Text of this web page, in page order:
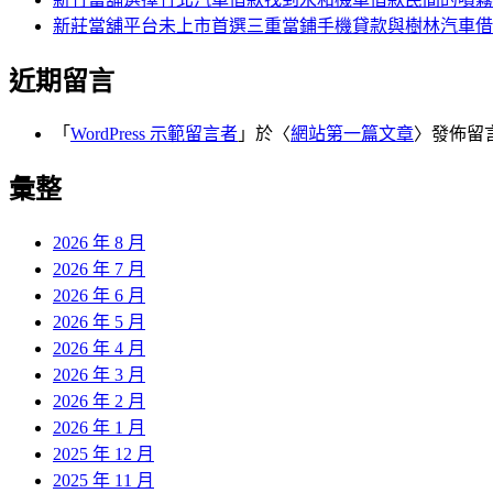
新莊當舖平台未上市首選三重當鋪手機貸款與樹林汽車
近期留言
「 WordPress 示範留言者 」於〈網站第一篇文章〉發佈留
彙整
2026 年 8 月
2026 年 7 月
2026 年 6 月
2026 年 5 月
2026 年 4 月
2026 年 3 月
2026 年 2 月
2026 年 1 月
2025 年 12 月
2025 年 11 月